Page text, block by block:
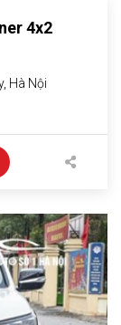
4x2
Hà Nội